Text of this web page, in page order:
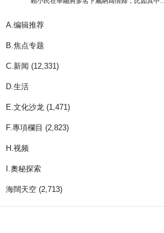
A.编辑推荐
B.焦点专题
C.新闻 (12,331)
D.生活
E.文化沙龙 (1,471)
F.專項欄目 (2,823)
H.视频
I.奧秘探索
海闊天空 (2,713)